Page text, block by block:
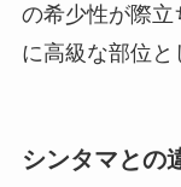
の希少性が際
に高級な部位と
シンタマとの